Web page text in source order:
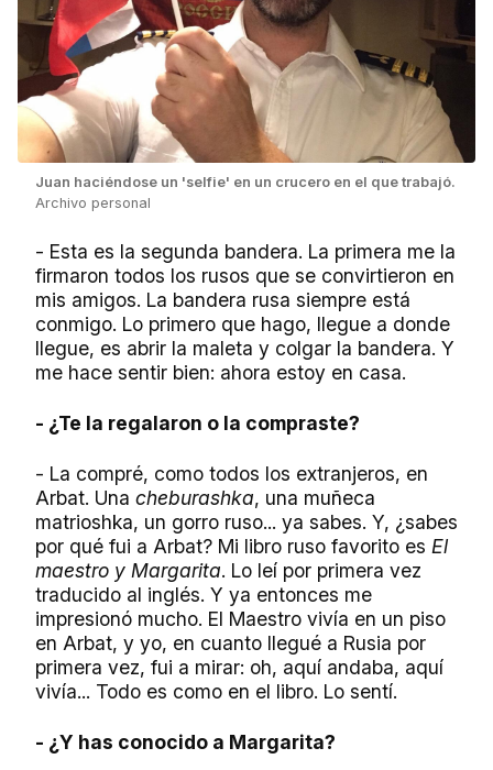
Juan haciéndose un 'selfie' en un crucero en el que trabajó.
Archivo personal
- Esta es la segunda bandera. La primera me la
firmaron todos los rusos que se convirtieron en
mis amigos. La bandera rusa siempre está
conmigo. Lo primero que hago, llegue a donde
llegue, es abrir la maleta y colgar la bandera. Y
me hace sentir bien: ahora estoy en casa.
- ¿Te la regalaron o la compraste?
- La compré, como todos los extranjeros, en
Arbat. Una cheburashka, una muñeca
matrioshka, un gorro ruso... ya sabes. Y, ¿sabes
por qué fui a Arbat? Mi libro ruso favorito es El
maestro y Margarita. Lo leí por primera vez
traducido al inglés. Y ya entonces me
impresionó mucho. El Maestro vivía en un piso
en Arbat, y yo, en cuanto llegué a Rusia por
primera vez, fui a mirar: oh, aquí andaba, aquí
vivía... Todo es como en el libro. Lo sentí.
- ¿Y has conocido a Margarita?